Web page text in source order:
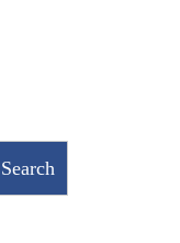
Search